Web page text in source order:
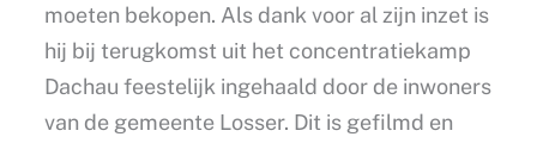
moeten bekopen. Als dank voor al zijn inzet is
hij bij terugkomst uit het concentratiekamp
Dachau feestelijk ingehaald door de inwoners
van de gemeente Losser. Dit is gefilmd en